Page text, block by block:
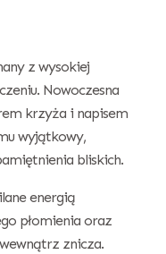
z wysokiej
Nowoczesna
krzyża i napisem
wyjątkowy,
bliskich.
energią
płomienia oraz
znicza.